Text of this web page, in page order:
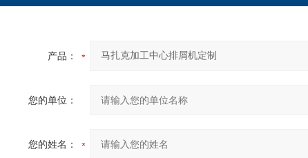
产品：
您的单位：
您的姓名：